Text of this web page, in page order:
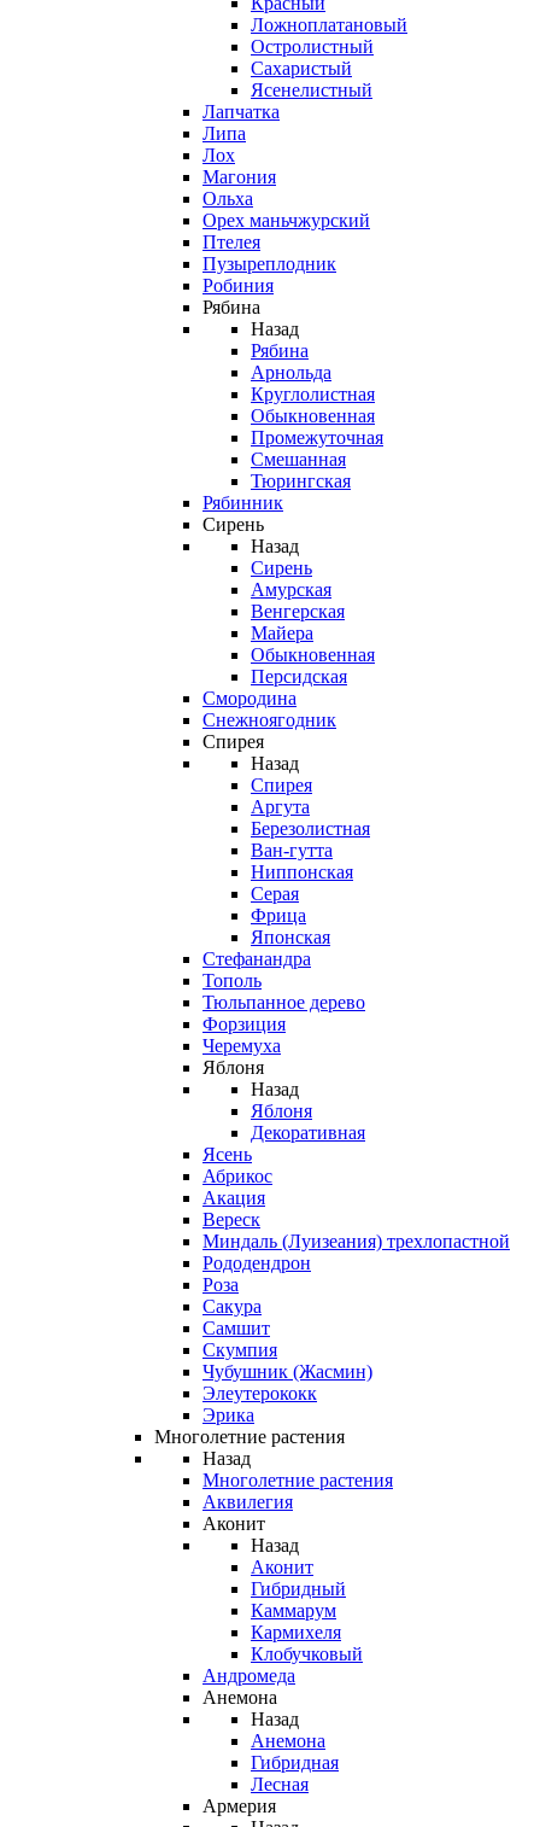
Ложноплатановый
Остролистный
Сахаристый
Ясенелистный
Лапчатка
Липа
Лох
Магония
Ольха
Орех маньчжурский
Птелея
Пузыреплодник
Робиния
Рябина
Назад
Рябина
Арнольда
Круглолистная
Обыкновенная
Промежуточная
Смешанная
Тюрингская
Рябинник
Сирень
Назад
Сирень
Амурская
Венгерская
Майера
Обыкновенная
Персидская
Смородина
Снежноягодник
Спирея
Назад
Спирея
Аргута
Березолистная
Ван-гутта
Ниппонская
Серая
Фрица
Японская
Стефанандра
Тополь
Тюльпанное дерево
Форзиция
Черемуха
Яблоня
Назад
Яблоня
Декоративная
Ясень
Абрикос
Акация
Вереск
Миндаль (Луизеания) трехлопастной
Рододендрон
Роза
Сакура
Самшит
Скумпия
Чубушник (Жасмин)
Элеутерококк
Эрика
Многолетние растения
Назад
Многолетние растения
Аквилегия
Аконит
Назад
Аконит
Гибридный
Каммарум
Кармихеля
Клобучковый
Андромеда
Анемона
Назад
Анемона
Гибридная
Лесная
Армерия